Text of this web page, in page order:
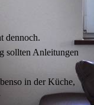
dennoch.
sollten Anleitungen
in der Küche,